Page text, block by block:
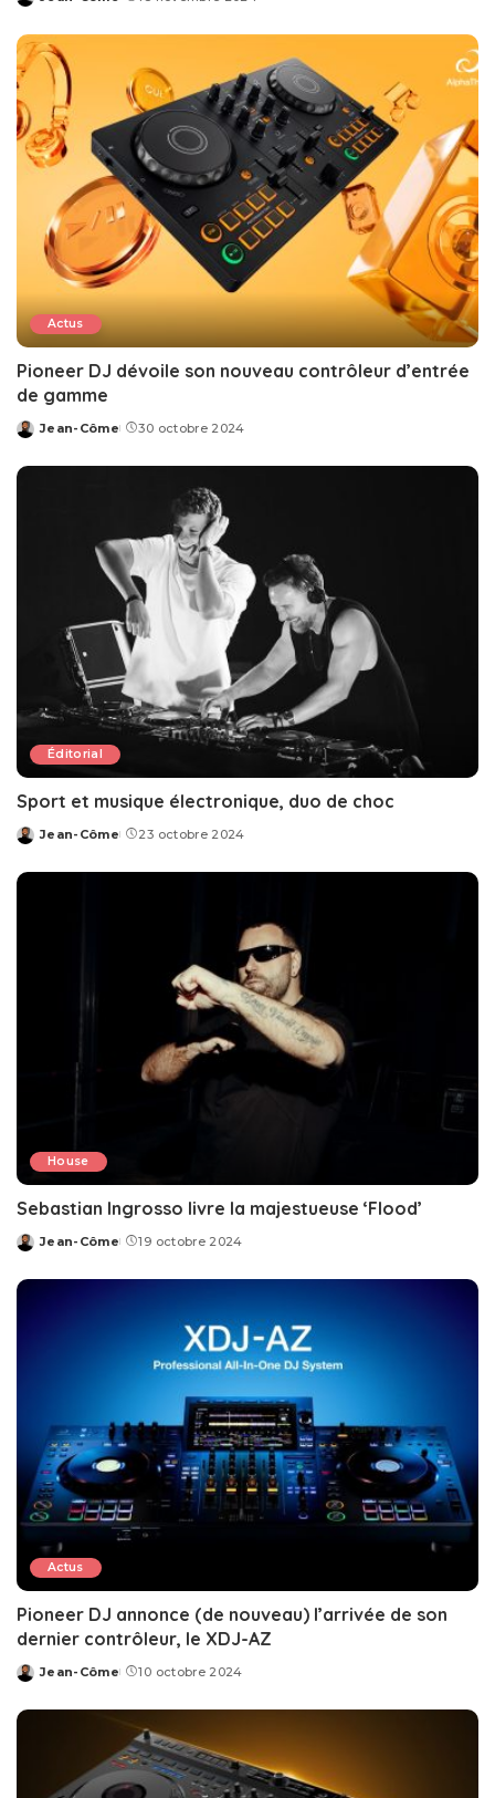
Posted
Actus
Pioneer DJ dévoile son nouveau contrôleur d’entrée
de gamme
Posted
Jean-Côme 30 octobre 2024
Éditorial
Sport et musique électronique, duo de choc
Posted
Jean-Côme 23 octobre 2024
House
Sebastian Ingrosso livre la majestueuse ‘Flood’
Posted
Jean-Côme 19 octobre 2024
Actus
Pioneer DJ annonce (de nouveau) l’arrivée de son
dernier contrôleur, le XDJ-AZ
Posted
Jean-Côme 10 octobre 2024